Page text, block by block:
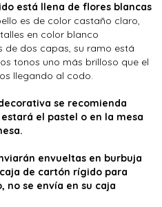
está llena de flores blancas
es de color castaño claro,
en color blanco
de dos capas, su ramo está
tonos uno más brilloso que el
llegando al codo.
se recomienda
el pastel o en la mesa
envueltas en burbuja
de cartón rígido para
no se envía en su caja